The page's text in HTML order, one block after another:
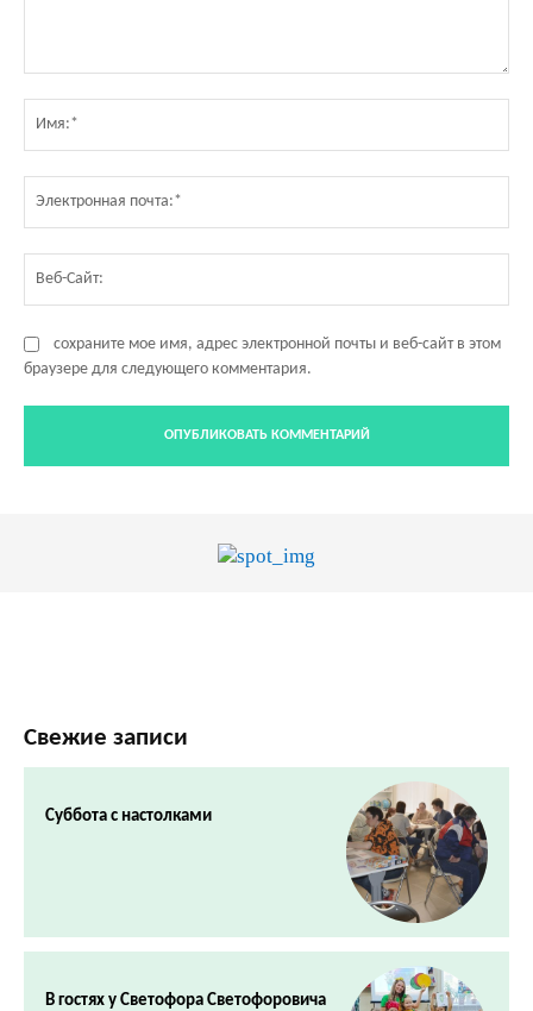
сохраните мое имя, адрес электронной почты и веб-сайт в этом
браузере для следующего комментария.
Свежие записи
Суббота с настолками
В гостях у Светофора Светофоровича